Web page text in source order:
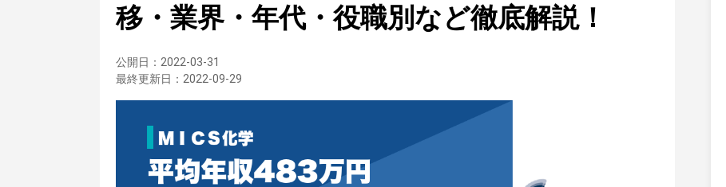
移・業界・年代・役職別など徹底解説！
公開日： 2022-03-31
最終更新日： 2022-09-29